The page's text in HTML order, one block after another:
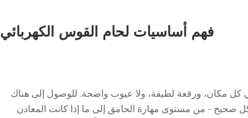
فهم أساسيات لحام القوس الكهربائي
مكان، ورقعة لطيفة، ولا عيوب واضحة. للوصول إلى هناك
صحيح - من مستوى مهارة الحامق إلى ما إذا كانت المعادن